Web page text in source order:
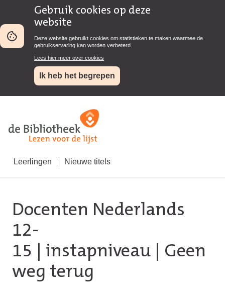
Gebruik cookies op deze
website
Deze website gebruikt cookies om statistieken te maken waarmee de
gebruikservaring kan worden verbeterd.
Lees hier meer over cookies
Ik heb het begrepen
Leerlingen Nieuwe titels
Docenten Nederlands
12-
15
instapniveau | Geen
weg terug